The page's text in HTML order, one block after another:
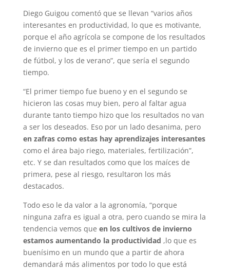
Diego Guigou comentó que se llevan “varios años
interesantes en productividad, lo que es motivante,
porque el año agrícola se compone de los resultados
de invierno que es el primer tiempo en un partido
de fútbol, y los de verano”, que sería el segundo
tiempo.
“El primer tiempo fue bueno y en el segundo se
hicieron las cosas muy bien, pero al faltar agua
durante tanto tiempo hizo que los resultados no van
a ser los deseados. Eso por un lado desanima, pero
en zafras como estas hay aprendizajes interesantes
como el área bajo riego, materiales, fertilización”,
etc. Y se dan resultados como que los maíces de
primera, pese al riesgo, resultaron los más
destacados.
Todo eso le da valor a la agronomía, “porque
ninguna zafra es igual a otra, pero cuando se mira la
tendencia vemos que en los cultivos de invierno
estamos aumentando la productividad ,lo que es
buenísimo en un mundo que a partir de ahora
demandará más alimentos por todo lo que está